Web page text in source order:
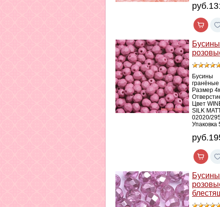
Бусины
Бусины
гранёные
Размер
Цвет
SILK
02020/
Упаковка
Бусины